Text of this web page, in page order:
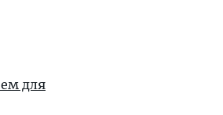
для